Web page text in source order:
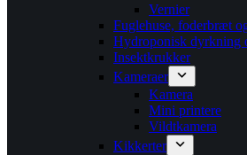
Vernier
Fuglehuse, foderbræt
Hydroponisk dyrkning
Insektkrukker
Kameraer
Kamera
Mini printere
Vildtkamera
Kikkerter